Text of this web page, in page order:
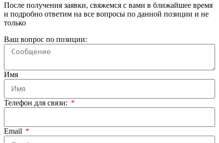
После получения заявки, свяжемся с вами в ближайшее время
и подробно ответим на все вопросы по данной позиции и не
только
Ваш вопрос по позиции:
Имя
Телефон для связи:
Email